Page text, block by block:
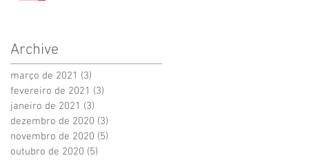
Archive
março de 2021 (3)
fevereiro de 2021 (3)
janeiro de 2021 (3)
dezembro de 2020 (3)
novembro de 2020 (5)
outubro de 2020 (5)